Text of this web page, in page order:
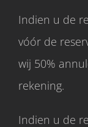
Indien u de
vóór de
wij 50%
rekening.
Indien u de